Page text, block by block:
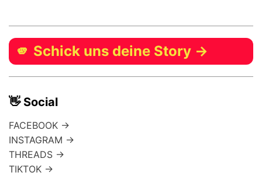
🫵 Schick uns deine Story →
👋 Social
FACEBOOK →
INSTAGRAM →
THREADS →
TIKTOK →